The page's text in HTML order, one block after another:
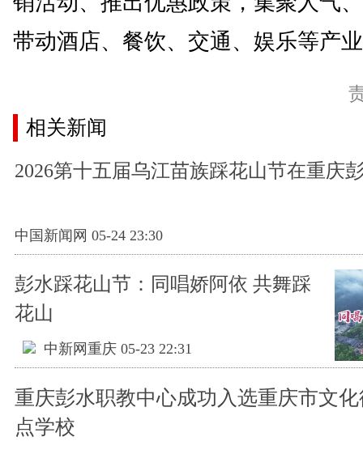
带动酒店、餐饮、交通、娱乐等产
相关新闻
2026第十五届乌江苗族踩花山节在重庆
中国新闻网 05-24 23:30
彭水踩花山节：同唱娇阿依 共舞踩
花山
中新网重庆 05-23 22:31
重庆彭水职教中心成功入选重庆市文
点学校